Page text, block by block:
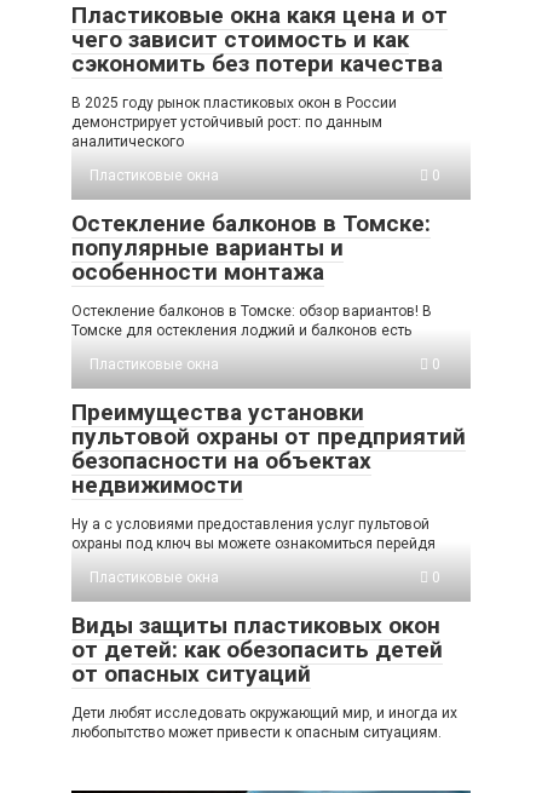
Пластиковые окна какя цена и от
чего зависит стоимость и как
сэкономить без потери качества
В 2025 году рынок пластиковых окон в России
демонстрирует устойчивый рост: по данным
аналитического
Пластиковые окна
0
Остекление балконов в Томске:
популярные варианты и
особенности монтажа
Остекление балконов в Томске: обзор вариантов! В
Томске для остекления лоджий и балконов есть
Пластиковые окна
0
Преимущества установки
пультовой охраны от предприятий
безопасности на объектах
недвижимости
Ну а с условиями предоставления услуг пультовой
охраны под ключ вы можете ознакомиться перейдя
Пластиковые окна
0
Виды защиты пластиковых окон
от детей: как обезопасить детей
от опасных ситуаций
Дети любят исследовать окружающий мир, и иногда их
любопытство может привести к опасным ситуациям.